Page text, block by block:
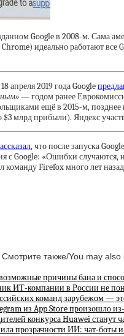
Google в 2008-м. Сама
идеально работают
апреля 2019 года Google
— годом ранее
ещё в 2015-м, позднее
$3 млрд прибыли). Яндекс
, что после запуска
Google: «Ошибки
Firefox много лет
Смотрите также/You may also
причины бана и
ИТ-компании в России не
команд зарубежом —
из App Store произошло
конкурса Huawei станут
прозрачности ИИ: чат-боты